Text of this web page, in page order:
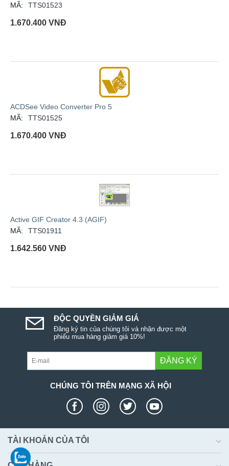
MÃ:
TTS01523
1.670.400 VNĐ
ACDSee Video Converter Pro 5
MÃ:
TTS01525
1.670.400 VNĐ
Active GIF Creator 4.3 (AGIF)
MÃ:
TTS01911
1.642.560 VNĐ
ĐỘC QUYỀN GIẢM GIÁ
Đăng ký tin của chúng tôi và nhận được một
phiếu mua hàng giảm giá 10%!
ĐĂNG KÝ
CHÚNG TÔI TRÊN MẠNG XÃ HỘI
TÀI KHOẢN CỦA TÔI